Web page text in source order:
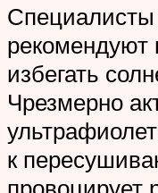
Специалисты
рекомендуют
избегать
Чрезмерно
к